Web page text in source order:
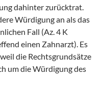
dahinter zurücktrat.
Würdigung an als das
Fall (Az. 4 K
einen Zahnarzt). Es
die Rechtsgrundsätze
um die Würdigung des